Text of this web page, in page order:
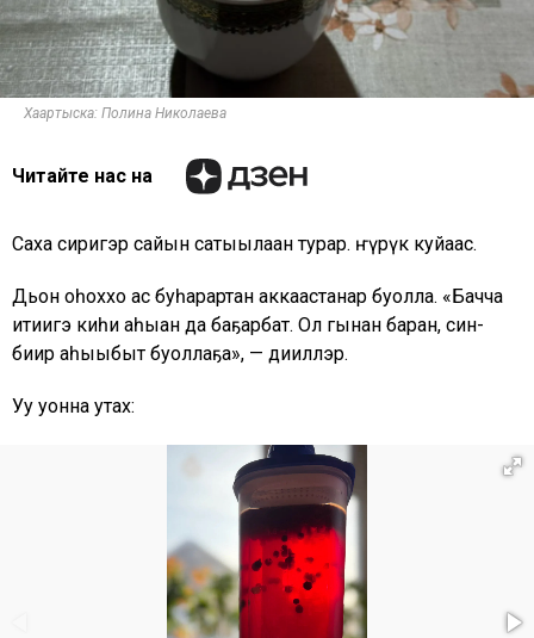
Хаартыска: Полина Николаева
Читайте нас на
Саха сиригэр сайын сатыылаан турар. Өҥүрүк куйаас.
Дьон оһоххо ас буһарартан аккаастанар буолла. «Бачча
итиигэ киһи аһыан да баҕарбат. Ол гынан баран, син-
биир аһыыбыт буоллаҕа», — дииллэр.
Уу уонна утах: